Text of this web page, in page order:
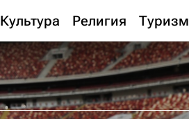
Культура Религия Туризм